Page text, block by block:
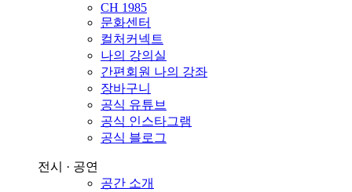
CH 1985
문화센터
컬처커넥트
나의 강의실
간편회원 나의 강좌
장바구니
공식 유튜브
공식 인스타그램
공식 블로그
전시 · 공연
공간 소개